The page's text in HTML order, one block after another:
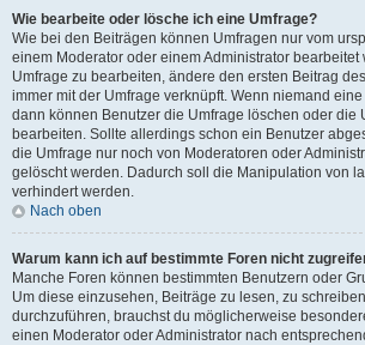
Wie bearbeite oder lösche ich eine Umfrage?
Wie bei den Beiträgen können Umfragen nur vom
einem Moderator oder einem Administrator bearbeitet
Umfrage zu bearbeiten, ändere den ersten Beitrag
immer mit der Umfrage verknüpft. Wenn niemand
dann können Benutzer die Umfrage löschen oder die
bearbeiten. Sollte allerdings schon ein Benutzer
die Umfrage nur noch von Moderatoren oder
gelöscht werden. Dadurch soll die Manipulation von
verhindert werden.
Nach oben
Warum kann ich auf bestimmte Foren nicht
Manche Foren können bestimmten Benutzern oder
Um diese einzusehen, Beiträge zu lesen, zu
durchzuführen, brauchst du möglicherweise
einen Moderator oder Administrator nach